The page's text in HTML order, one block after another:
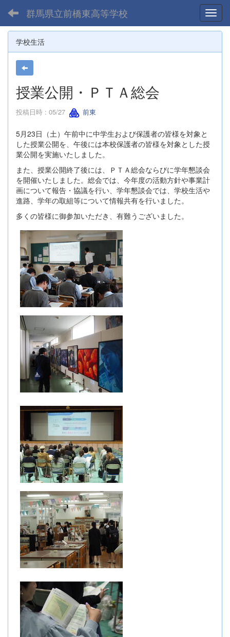
群馬県立前橋東高等学校
学校生活
授業公開・ＰＴＡ総会
投稿日時 : 05/27 前東
5月23日（土）午前中に中学生および保護者の皆様を対象と
した授業公開を、午後には本校保護者の皆様を対象とした授
業公開を実施いたしました。
また、授業公開終了後には、ＰＴＡ総会ならびに学年懇談会
を開催いたしました。総会では、今年度の活動方針や事業計
画について報告・協議を行い、学年懇談会では、学校生活や
進路、学年の取組等について情報共有を行いました。
多くの皆様に御参加いただき、有難うございました。